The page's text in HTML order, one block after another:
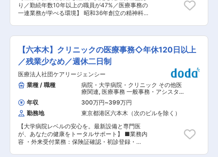
ます。 ■福利厚生充実： 福利厚生倶楽部への加
入、エクシブホテルの利用、誕生日ケーキのプレ
会社負担など、福利厚生制度が充実しています。
また、社員同士の交流を深める機会として、
ングといった社内イベントも開催されており、部
署を超えたコミュニケーションが生まれる風土が
あります。 変更の範囲：無
「スタンダード・アンド・プアーズ日本SME格付
け」で最上位ランク「aaa」を取得。地域密着型
の安定企業で、福利厚生や社員教育にも注力し離
ドバイスし、健康維持にお役立ていただけるサプ
リメントや健康食品の商品選びのサポートも行っ
ております。 変更の範囲：会社の定める業務
り／勤続年数10年以上の職員が47%／医療事務の
一連業務が学べる環境】 昭和36年創立の精神科
働ける職場です。 ■業務内容 受付業務：来院患
者の対応、保険証（オンライン資格確認）、問診
票の案内 会計業務：診療費の計算、会計処理、金
銭授受 レセプト業務：診療報酬請求書の作成、点
検、返戻対応 電話対応：予約受付、問い合わせ対
応、他機関との連絡 事務処理全般：書類作成、各
種届出、備品管理 ■業務の流れ 医療事務員は、
受付から会計、レセプト業務まで、患者さまの来
院から診療後までの一連の流れを支える役割を担
います。 日々の業務はチームで連携しながら進め
る体制です。 ■本ポジションの魅力 特定医療法
人として認定を受けており、経営基盤が安定して
いるため、長期的に安心してキャリアを築ける職
場です。 未経験から医療事務のスキルを身につけ
たい方はもちろん、これまでの経験を活かしてさ
らに成長したい方も歓迎しています。 精神科なら
【六本木】クリニックの医療事務◇年休120日以上
／残業少なめ／週休二日制
医療法人社団ケアリージェンシー
業種 / 職種
病院・大学病院・クリニック その他医
療関連, 医療事務 一般事務・アシスタ
ント
年収 300万円~399万円
勤務地
東京都港区六本木（次のビルを除く）
【大学病院レベルの安心を。最新設備と専門医
が、あなたの健康をトータルサポート】 ■業務内
容 ・外来受付業務：保険証確認・初診登録・